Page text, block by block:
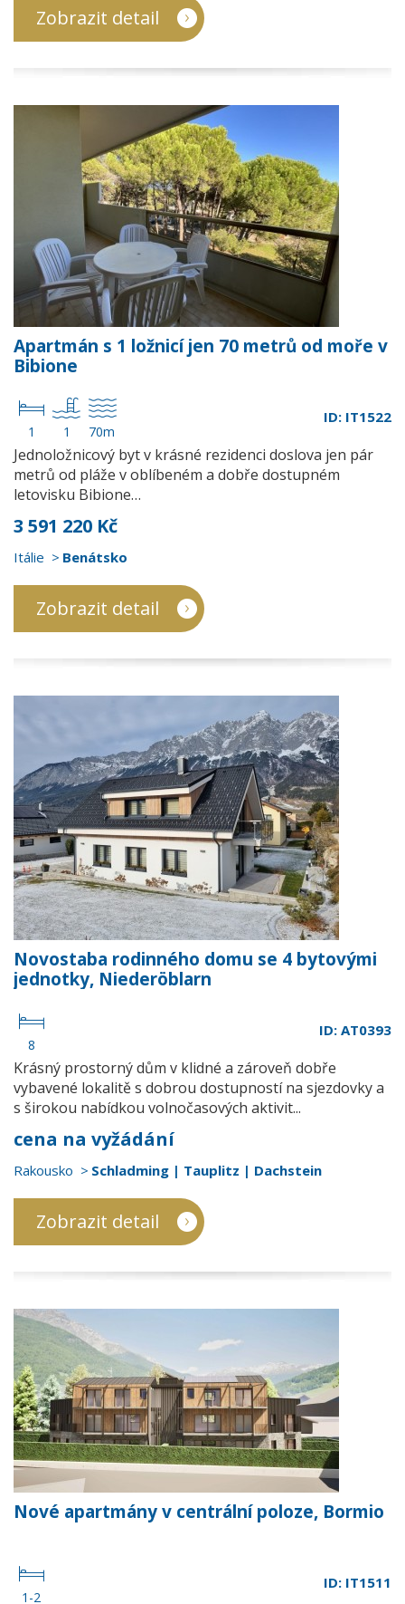
Zobrazit detail
Apartmán s 1 ložnicí jen 70 metrů od moře v
Bibione
1 1 70m
ID: IT1522
Jednoložnicový byt v krásné rezidenci doslova jen pár
metrů od pláže v oblíbeném a dobře dostupném
letovisku Bibione…
3 591 220 Kč
Itálie Benátsko
Zobrazit detail
Novostaba rodinného domu se 4 bytovými
jednotky, Niederöblarn
8
ID: AT0393
Krásný prostorný dům v klidné a zároveň dobře
vybavené lokalitě s dobrou dostupností na sjezdovky a
s širokou nabídkou volnočasových aktivit...
cena na vyžádání
Rakousko Schladming | Tauplitz | Dachstein
Zobrazit detail
Nové apartmány v centrální poloze, Bormio
1-2
ID: IT1511